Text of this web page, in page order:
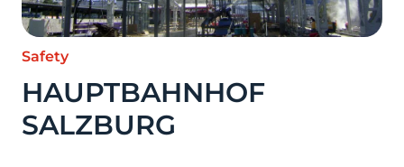
Safety
HAUPTBAHNHOF
SALZBURG